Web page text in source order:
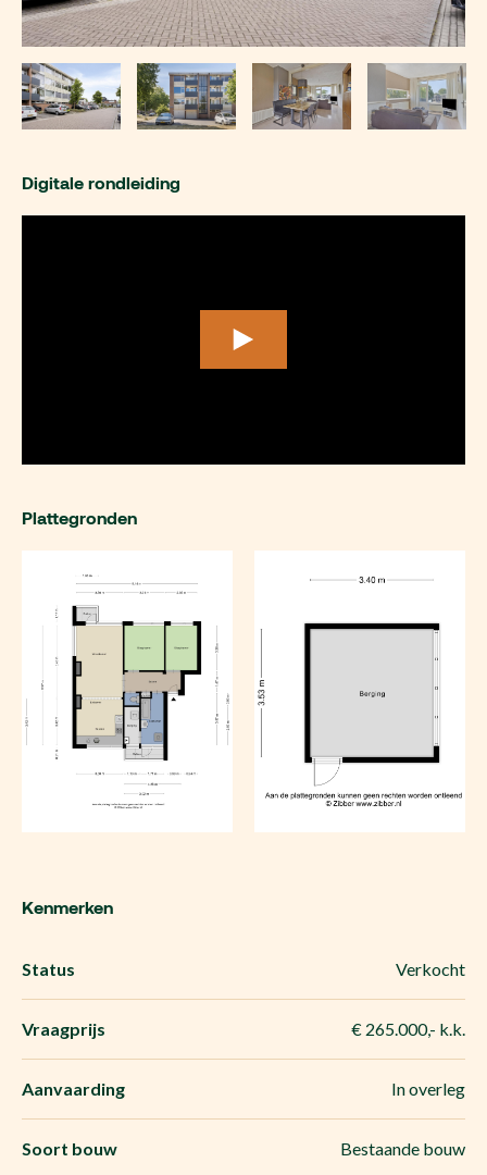
Digitale rondleiding
Plattegronden
Kenmerken
Status Verkocht
Vraagprijs € 265.000,- k.k.
Aanvaarding In overleg
Soort bouw Bestaande bouw